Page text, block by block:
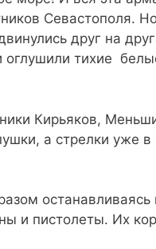
Севастополя.
друг на
оглушили тихие
Кирьяков,
а стрелки уже
останавливаясь
и пистолеты. Их